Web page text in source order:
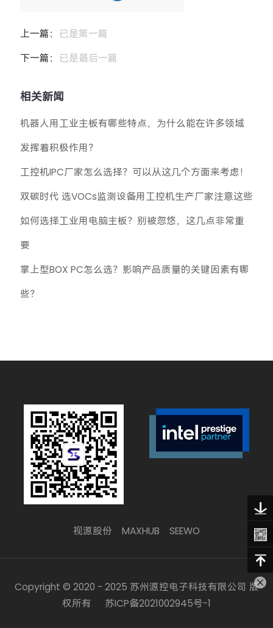
上一篇： 已是第一篇
下一篇： 已是最后一篇
相关新闻
机器人用工业主板有哪些特点，为什么能在许多领域
发挥着积极作用？
工控机IPC厂家怎么选择？可以从这几个方面来考虑！
双碳时代 选VOCs监测设备用工控机生产厂家注意这些
如何选择工业用电脑主板？别被忽悠，这几点非常重
要
掌上型BOX PC怎么选？影响产品质量的关键因素有哪
些？
视源股份 MAXHUB SEEWO
Copyright © 2020 - 2025 苏州源控电子科技有限公司 版
权所有
苏ICP备2021002945号-1